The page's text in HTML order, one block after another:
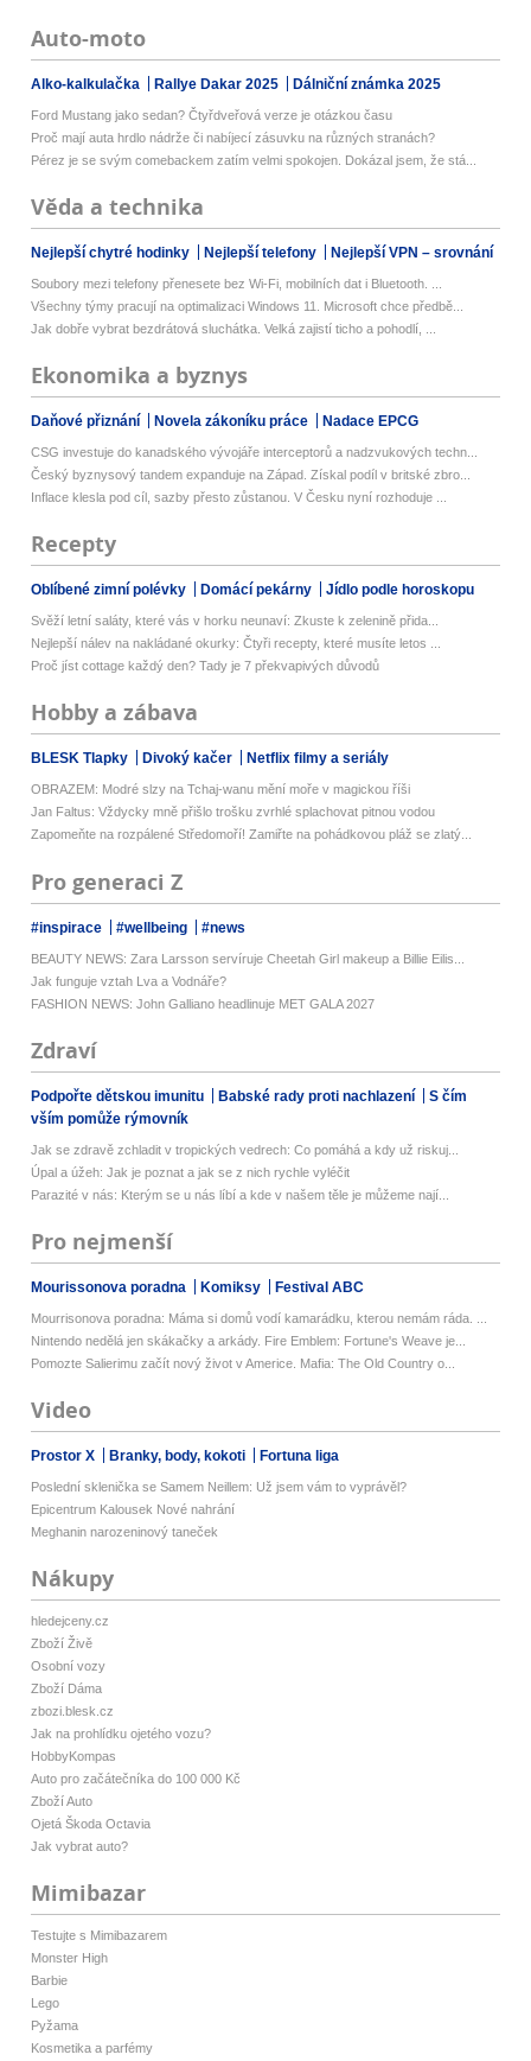
Auto-moto
Alko-kalkulačka Rallye Dakar 2025 Dálniční známka 2025
Ford Mustang jako sedan? Čtyřdveřová verze je otázkou času
Proč mají auta hrdlo nádrže či nabíjecí zásuvku na různých stranách?
Pérez je se svým comebackem zatím velmi spokojen. Dokázal jsem, že stá...
Věda a technika
Nejlepší chytré hodinky Nejlepší telefony Nejlepší VPN – srovnání
Soubory mezi telefony přenesete bez Wi-Fi, mobilních dat i Bluetooth. ...
Všechny týmy pracují na optimalizaci Windows 11. Microsoft chce předbě...
Jak dobře vybrat bezdrátová sluchátka. Velká zajistí ticho a pohodlí, ...
Ekonomika a byznys
Daňové přiznání Novela zákoníku práce Nadace EPCG
CSG investuje do kanadského vývojáře interceptorů a nadzvukových techn...
Český byznysový tandem expanduje na Západ. Získal podíl v britské zbro...
Inflace klesla pod cíl, sazby přesto zůstanou. V Česku nyní rozhoduje ...
Recepty
Oblíbené zimní polévky Domácí pekárny Jídlo podle horoskopu
Svěží letní saláty, které vás v horku neunaví: Zkuste k zelenině přida...
Nejlepší nálev na nakládané okurky: Čtyři recepty, které musíte letos ...
Proč jíst cottage každý den? Tady je 7 překvapivých důvodů
Hobby a zábava
BLESK Tlapky Divoký kačer Netflix filmy a seriály
OBRAZEM: Modré slzy na Tchaj-wanu mění moře v magickou říši
Jan Faltus: Vždycky mně přišlo trošku zvrhlé splachovat pitnou vodou
Zapomeňte na rozpálené Středomoří! Zamiřte na pohádkovou pláž se zlatý...
Pro generaci Z
#inspirace #wellbeing #news
BEAUTY NEWS: Zara Larsson servíruje Cheetah Girl makeup a Billie Eilis...
Jak funguje vztah Lva a Vodnáře?
FASHION NEWS: John Galliano headlinuje MET GALA 2027
Zdraví
Podpořte dětskou imunitu Babské rady proti nachlazení
S čím
vším pomůže rýmovník
Jak se zdravě zchladit v tropických vedrech: Co pomáhá a kdy už riskuj...
Úpal a úžeh: Jak je poznat a jak se z nich rychle vyléčit
Parazité v nás: Kterým se u nás líbí a kde v našem těle je můžeme nají...
Pro nejmenší
Mourissonova poradna Komiksy Festival ABC
Mourrisonova poradna: Máma si domů vodí kamarádku, kterou nemám ráda. ...
Nintendo nedělá jen skákačky a arkády. Fire Emblem: Fortune's Weave je...
Pomozte Salierimu začít nový život v Americe. Mafia: The Old Country o...
Video
Prostor X Branky, body, kokoti Fortuna liga
Poslední sklenička se Samem Neillem: Už jsem vám to vyprávěl?
Epicentrum Kalousek Nové nahrání
Meghanin narozeninový taneček
Nákupy
hledejceny.cz
Zboží Živě
Osobní vozy
Zboží Dáma
zbozi.blesk.cz
Jak na prohlídku ojetého vozu?
HobbyKompas
Auto pro začátečníka do 100 000 Kč
Zboží Auto
Ojetá Škoda Octavia
Jak vybrat auto?
Mimibazar
Testujte s Mimibazarem
Monster High
Barbie
Lego
Pyžama
Kosmetika a parfémy